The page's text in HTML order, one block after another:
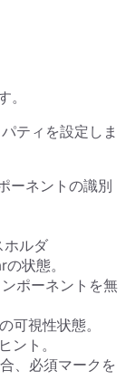
。
ティを設定しま
ーネントの識別
ルダ
状態。
ポーネントを無
可視性状態。
ント。
、必須マークを